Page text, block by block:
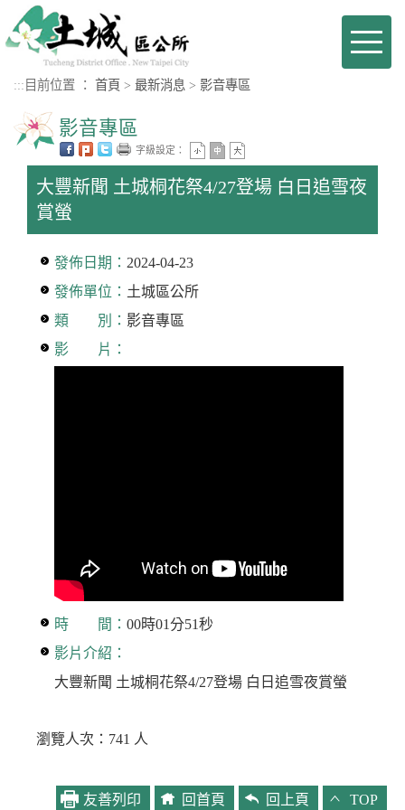
進入內容區塊
Toggle
::: 目前位置 ： 首頁 > 最新消息 > 影音專區
影音專區
字級設定：
大豐新聞 土城桐花祭4/27登場 白日追雪夜
賞螢
發佈日期： 2024-04-23
發佈單位： 土城區公所
類 別： 影音專區
影 片：
時 間： 00時01分51秒
影片介紹：
大豐新聞 土城桐花祭4/27登場 白日追雪夜賞螢
瀏覽人次：741 人
友善列印 回首頁 回上頁 TOP